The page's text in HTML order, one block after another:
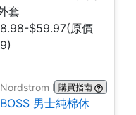
Nordstrom Rack購買指南
BOSS 男士純棉休